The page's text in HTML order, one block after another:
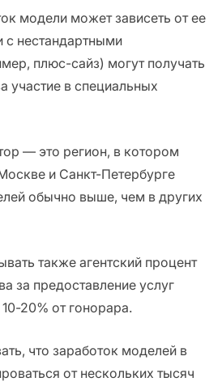
модели может зависеть от ее
нестандартными
плюс-сайз) могут получать
участие в специальных
— это регион, в котором
и Санкт-Петербурге
обычно выше, чем в других
также агентский процент
за предоставление услуг
20% от гонорара.
что заработок моделей в
от нескольких тысяч